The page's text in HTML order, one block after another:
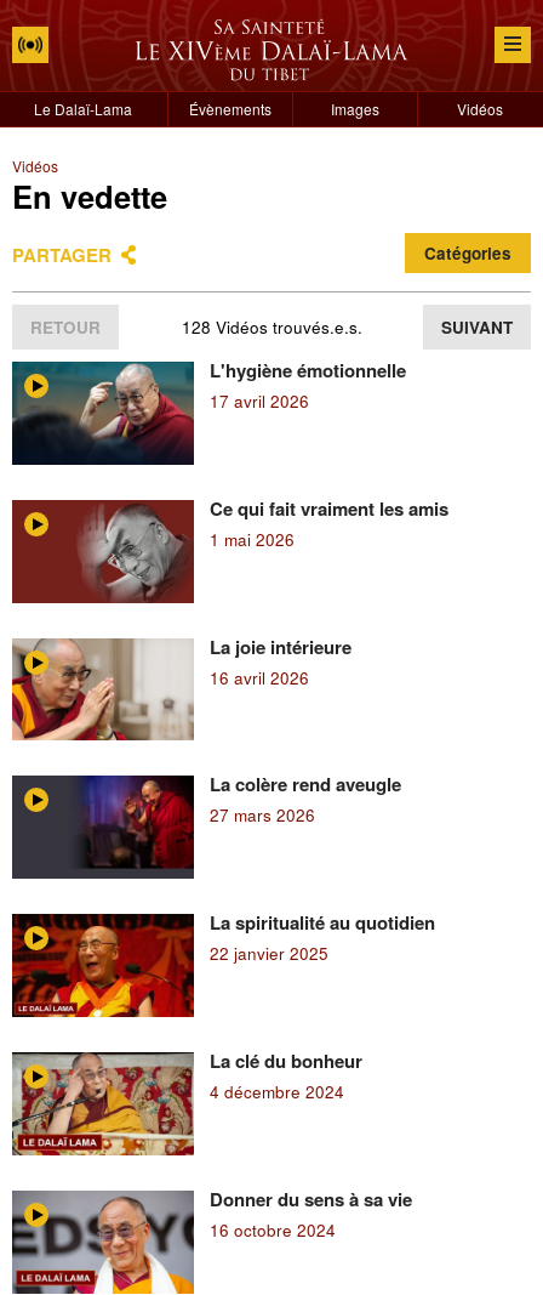
Le Dalaï-Lama Évènements Images Vidéos
Vidéos
En vedette
PARTAGER Catégories
RETOUR 128 Vidéos trouvés.e.s. SUIVANT
L'hygiène émotionnelle
17 avril 2026
Ce qui fait vraiment les amis
1 mai 2026
La joie intérieure
16 avril 2026
La colère rend aveugle
27 mars 2026
La spiritualité au quotidien
22 janvier 2025
La clé du bonheur
4 décembre 2024
Donner du sens à sa vie
16 octobre 2024